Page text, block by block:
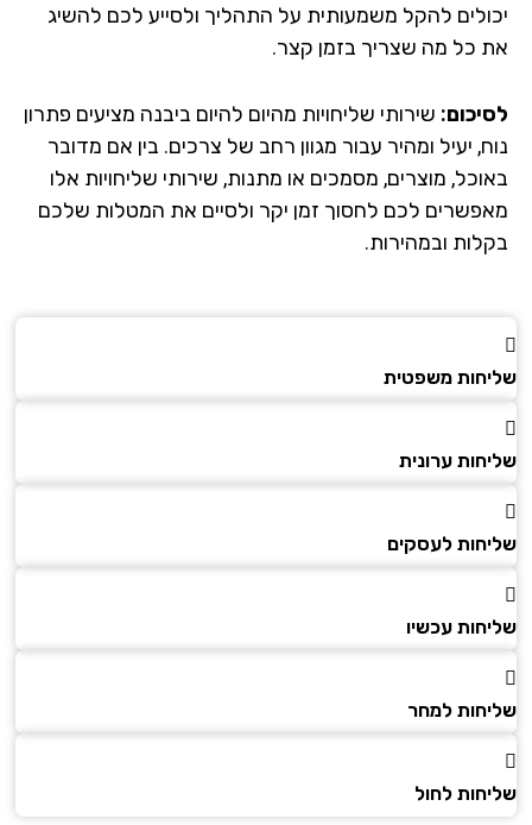
להקל משמעותית על התהליך ולסייע לכם להשיג
כל מה שצריך בזמן קצר.
שירותי שליחויות מהיום להיום ביבנה מציעים פתרון
יעיל ומהיר עבור מגוון רחב של צרכים. בין אם מדובר
מוצרים, מסמכים או מתנות, שירותי שליחויות אלו
לכם לחסוך זמן יקר ולסיים את המטלות שלכם
ובמהירות.
משפטית
ערונית
לעסקים
עכשיו
למחר
לחול